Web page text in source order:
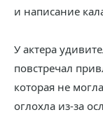
и написание
У актера
повстречал
которая не
оглохла из-за